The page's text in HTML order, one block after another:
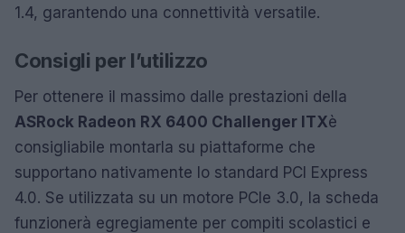
1.4, garantendo una connettività versatile.
Consigli per l’utilizzo
Per ottenere il massimo dalle prestazioni della
ASRock Radeon RX 6400 Challenger ITXè
consigliabile montarla su piattaforme che
supportano nativamente lo standard PCI Express
4.0. Se utilizzata su un motore PCIe 3.0, la scheda
funzionerà egregiamente per compiti scolastici e